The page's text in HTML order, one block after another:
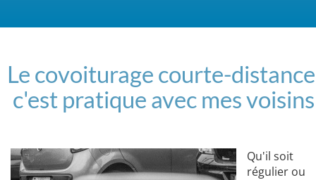
Le covoiturage courte-
c'est pratique avec mes voisins
Qu'il soit
régulier ou